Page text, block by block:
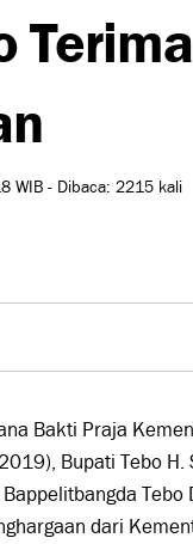
WIB - Dibaca: 2215 kali
Bakti Praja
Bupati Tebo H.
dari